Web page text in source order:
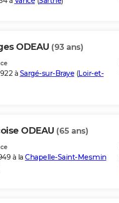
ODEAU (93 ans)
à Sargé-sur-Braye (Loir-et-
ODEAU (65 ans)
à la Chapelle-Saint-Mesmin